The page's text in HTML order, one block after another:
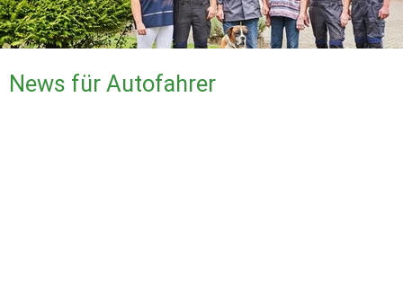
News für Autofahrer